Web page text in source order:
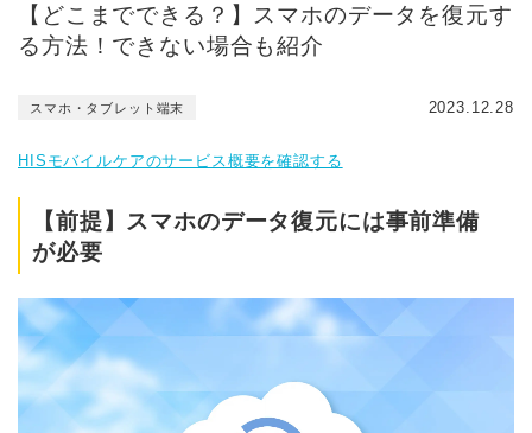
【どこまでできる？】スマホのデータを復元す
る方法！できない場合も紹介
スマホ・タブレット端末 2023.12.28
HISモバイルケアのサービス概要を確認する
【前提】スマホのデータ復元には事前準備
が必要